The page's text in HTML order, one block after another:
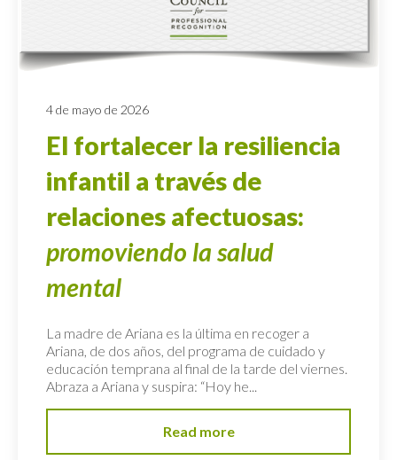
4 de mayo de 2026
El fortalecer la resiliencia
infantil a través de
relaciones afectuosas:
promoviendo la salud
mental
La madre de Ariana es la última en recoger a
Ariana, de dos años, del programa de cuidado y
educación temprana al final de la tarde del viernes.
Abraza a Ariana y suspira: “Hoy he...
Read more